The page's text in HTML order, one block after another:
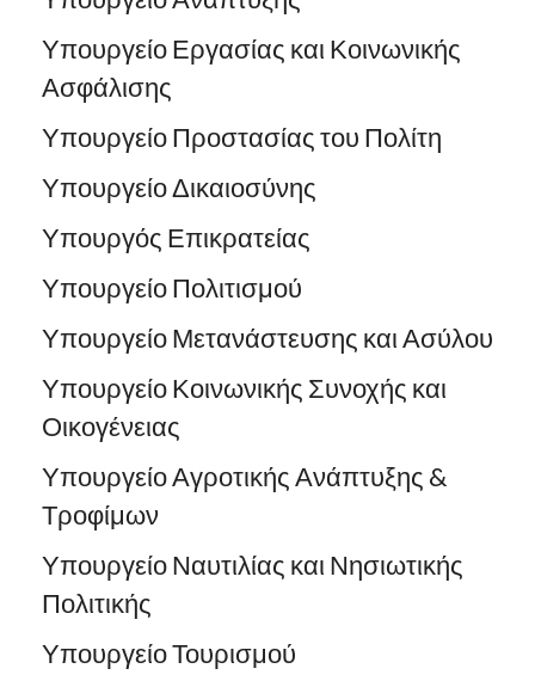
Υπουργείο Εργασίας και Κοινωνικής
Ασφάλισης
Υπουργείο Προστασίας του Πολίτη
Υπουργείο Δικαιοσύνης
Υπουργός Επικρατείας
Υπουργείο Πολιτισμού
Υπουργείο Μετανάστευσης και Ασύλου
Υπουργείο Κοινωνικής Συνοχής και
Οικογένειας
Υπουργείο Αγροτικής Ανάπτυξης &
Τροφίμων
Υπουργείο Ναυτιλίας και Νησιωτικής
Πολιτικής
Υπουργείο Τουρισμού